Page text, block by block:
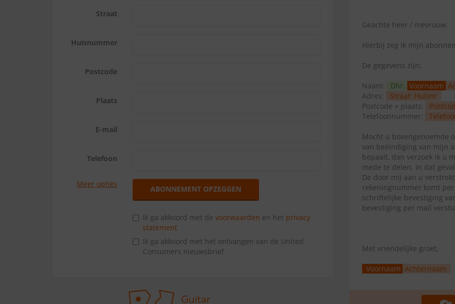
Straat
Huisnummer
Postcode
Plaats
E-mail
Telefoon
Meer opties
ABONNEMENT OPZEGGEN
Ik ga akkoord met devoorwaarden en het privacy
statement
Ik ga akkoord met het ontvangen van de United
Consumers nieuwsbrief
Geachte heer / mevrouw,
Hierbij zeg ik mijn
De gegevens zijn:
Naam: Dhr. Voornaam
Adres:
Straat Huisnr
Postcode + plaats:
Telefoonnummer:
Mocht u bovengenoemde
van beëindiging van mijn
bepaalt, dan verzoek ik u
mede te delen. In dat
De door mij aan u
rekeningnummer komt
schriftelijke bevestiging
bevestiging per mail
Met vriendelijke groet,
Voornaam Achternaam